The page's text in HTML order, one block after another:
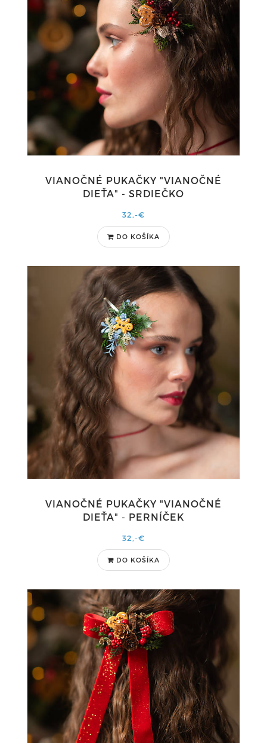
VIANOČNÉ PUKAČKY "VIANOČNÉ
DIEŤA" - SRDIEČKO
32,-€
DO KOŠÍKA
VIANOČNÉ PUKAČKY "VIANOČNÉ
DIEŤA" - PERNÍČEK
32,-€
DO KOŠÍKA